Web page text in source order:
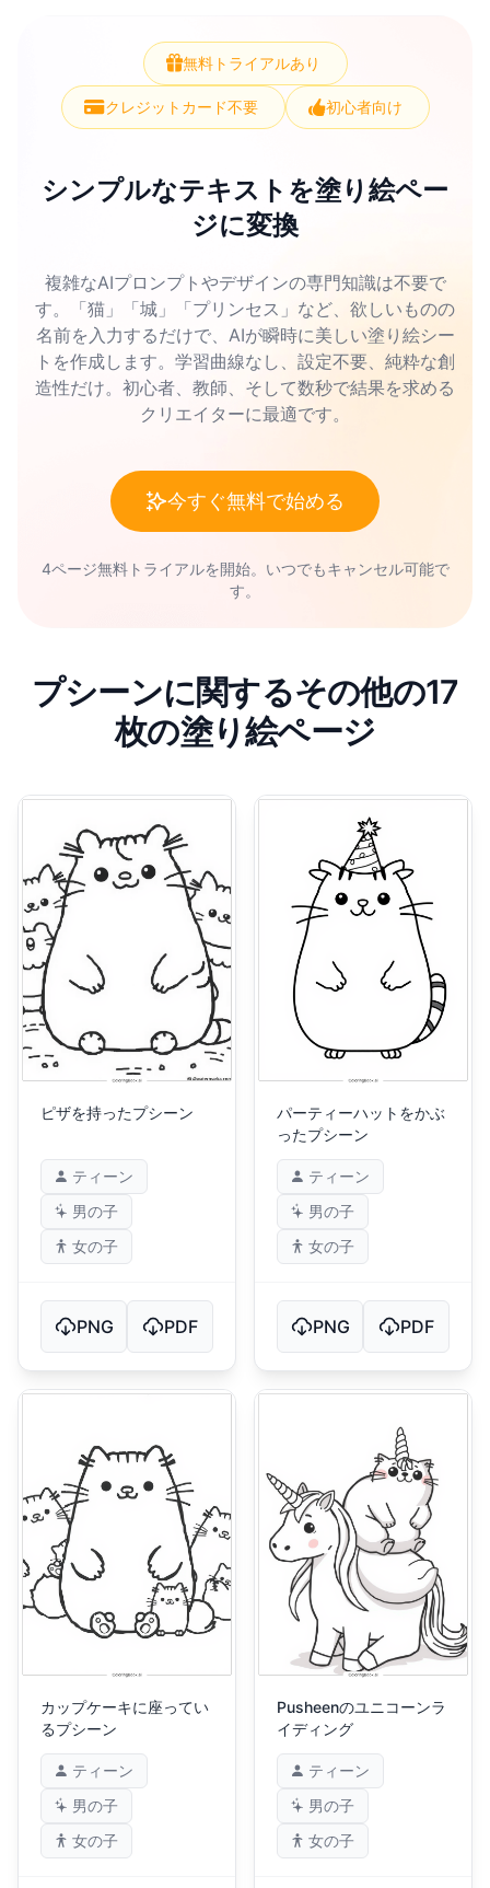
無料トライアルあり
クレジットカード不要 初心者向け
シンプルなテキストを塗り絵ペー
ジに変換
複雑なAIプロンプトやデザインの専門知識は不要で
す。「猫」「城」「プリンセス」など、欲しいものの
名前を入力するだけで、AIが瞬時に美しい塗り絵シー
トを作成します。学習曲線なし、設定不要、純粋な創
造性だけ。初心者、教師、そして数秒で結果を求める
クリエイターに最適です。
今すぐ無料で始める
4ページ無料トライアルを開始。いつでもキャンセル可能で
す。
プシーンに関するその他の17
枚の塗り絵ページ
ピザを持ったプシーン
ティーン
男の子
女の子
PNG PDF
パーティーハットをかぶ
ったプシーン
ティーン
男の子
女の子
PNG PDF
カップケーキに座ってい
るプシーン
ティーン
男の子
女の子
Pusheenのユニコーンラ
イディング
ティーン
男の子
女の子